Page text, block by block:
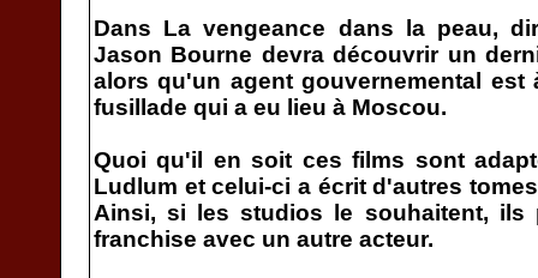
Dans La vengeance dans la peau,
Jason Bourne devra découvrir un
alors qu'un agent gouvernemental
fusillade qui a eu lieu à Moscou.
Quoi qu'il en soit ces films sont
Ludlum et celui-ci a écrit d'autres
Ainsi, si les studios le souhaitent, ils
franchise avec un autre acteur.